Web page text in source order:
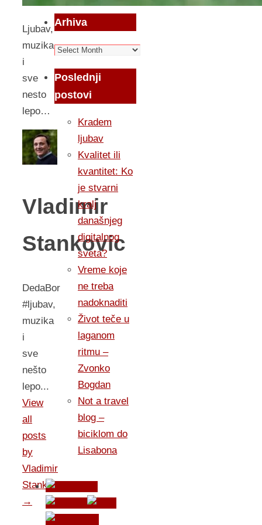
Ljubav,
muzika
i
sve
nesto
lepo…
Vladimir
Stankovic
DedaBor
#ljubav,
muzika
i
sve
nešto
lepo...
View
all
posts
by
Vladimir
Stankovic
→
Arhiva
Arhiva
Poslednji
postovi
Kradem
ljubav
Kvalitet ili
kvantitet: Ko
je stvarni
kralj
današnjeg
digitalnog
sveta?
Vreme koje
ne treba
nadoknaditi
Život teče u
laganom
ritmu –
Zvonko
Bogdan
Not a travel
blog –
biciklom do
Lisabona